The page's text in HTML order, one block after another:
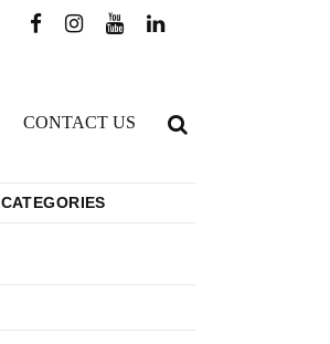
CONTACT US
CATEGORIES